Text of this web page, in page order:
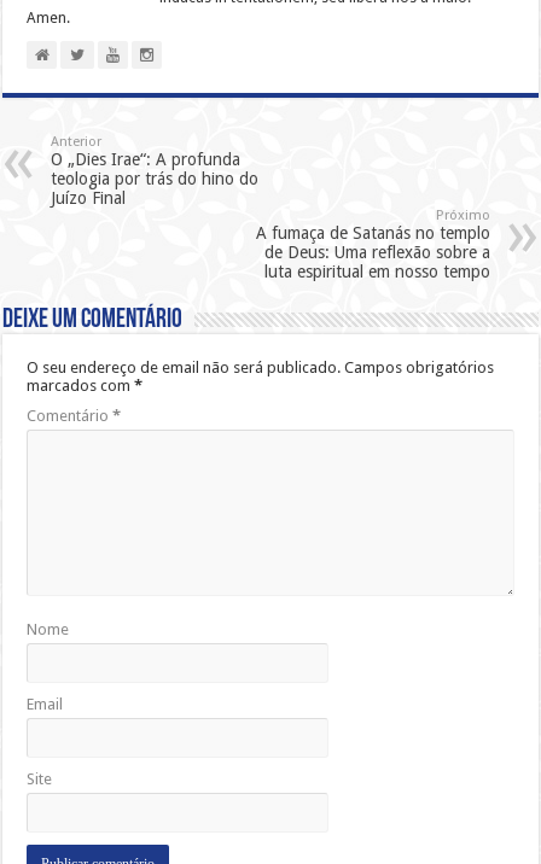
Amen.
Anterior
O „Dies Irae“: A profunda
teologia por trás do hino do
Juízo Final
Próximo
A fumaça de Satanás no templo
de Deus: Uma reflexão sobre a
luta espiritual em nosso tempo
Deixe um comentário
O seu endereço de email não será publicado. Campos obrigatórios
marcados com*
Comentário*
Nome
Email
Site